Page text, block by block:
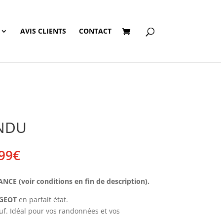
AVIS CLIENTS CONTACT
€Plage
de
prix :
230,00€
à
239,99€
(voir conditions en fin de description).
en parfait état.
Idéal pour vos randonnées et vos